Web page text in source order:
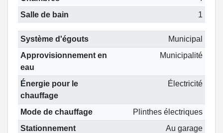
Salle de bain
1
Système d'égouts
Municipal
Approvisionnement en
eau
Municipalité
Énergie pour le
chauffage
Électricité
Mode de chauffage
Plinthes électriques
Stationnement
Au garage